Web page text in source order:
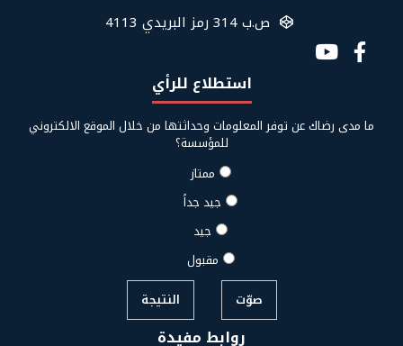
ص.ب 314 رمز البريدي 4113
Social
Media استطلاع للرأي
ما مدى رضاك عن توفر المعلومات وحداثتها من خلال الموقع الالكتروني
للمؤسسة؟
ممتاز
جيد جداً
جيد
مقبول
صوّت
النتيجة
روابط مفيدة